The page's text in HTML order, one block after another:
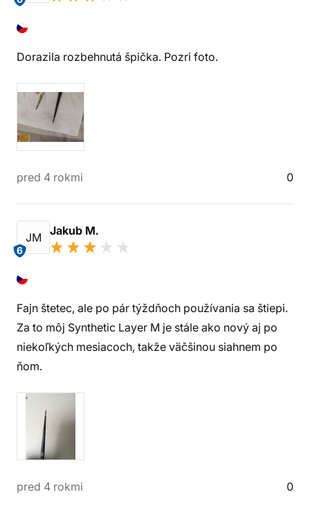
Dorazila rozbehnutá špička. Pozri foto.
pred 4 rokmi 0
JM
6
Jakub M.
Fajn štetec, ale po pár týždňoch používania sa štiepi.
Za to môj Synthetic Layer M je stále ako nový aj po
niekoľkých mesiacoch, takže väčšinou siahnem po
ňom.
pred 4 rokmi 0